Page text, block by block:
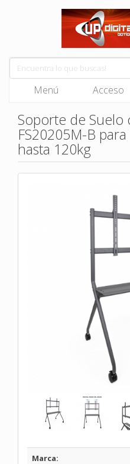
Menú Acceso
Soporte de Suelo
FS20205M-B
hasta 120kg
Marca: